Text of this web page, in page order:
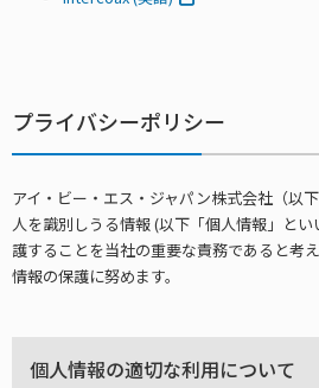
プライバシーポリシー
アイ・ビー・エス・ジャパン株式会社（以
人を識別しうる情報 (以下「個人情報」と
護することを当社の重要な責務であると考
情報の保護に努めます。
個人情報の適切な利用について